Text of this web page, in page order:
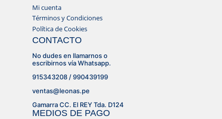
Mi cuenta
Términos y Condiciones
Política de Cookies
CONTACTO
No dudes en llamarnos o
escribirnos vía Whatsapp.
915343208 / 990439199
ventas@leonas.pe
Gamarra CC. El REY Tda. D124
MEDIOS DE PAGO